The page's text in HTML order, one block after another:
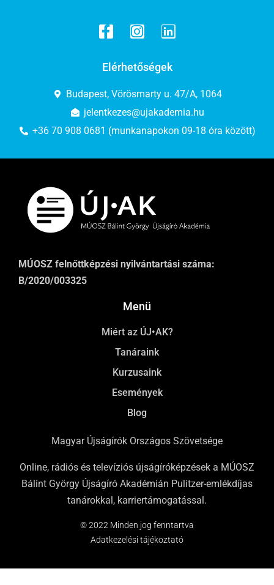
Elérhetőségek
Budapest, Vörösmarty u. 47/A, 1064
jelentkezes@ujakademia.hu
+36 70 908 0681 (munkanapokon 09-18 óra között)
MÚOSZ felnőttképzési nyilvántartási száma:
B/2020/003325
Menü
Miért az ÚJ•AK?
Tanáraink
Kurzusaink
Események
Blog
Magyar Újságírók Országos Szövetsége
Online, rádiós és televíziós újságíróképzések a MÚOSZ
Bálint György Újságíró Akadémián Pulitzer-emlékdíjas
tanárokkal, karriertámogatással.
© 2022 Minden jog fenntartva
Adatkezelési tájékoztató